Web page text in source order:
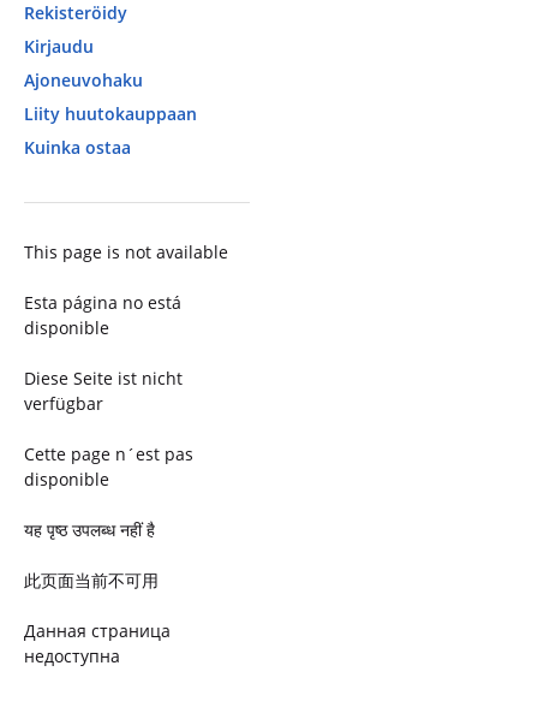
Rekisteröidy
Kirjaudu
Ajoneuvohaku
Liity huutokauppaan
Kuinka ostaa
This page is not available
Esta página no está
disponible
Diese Seite ist nicht
verfügbar
Cette page n´est pas
disponible
यह पृष्ठ उपलब्ध नहीं है
此页面当前不可用
Данная страница
недоступна